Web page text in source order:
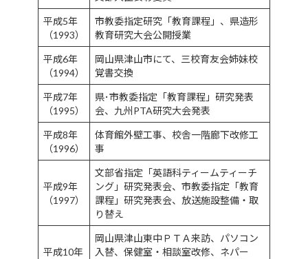
平成5年
（1993）
市教委指定研究「教育課程」、県造形
教育研究大会公開授業
平成6年
（1994）
岡山県津山市にて、三校育友会姉妹校
覚書交換
平成7年
（1995）
県･市教委指定「教育課程」研究発表
会、九州PTA研究大会発表
平成8年
（1996）
体育館外壁工事、校舎一階廊下改修工
事
平成9年
（1997）
文部省指定「英語科ティームティーチ
ング」研究発表会、市教委指定「教育
課程」研究発表会、放送施設整備・取
り替え
平成10年
岡山県津山東中ＰＴＡ来訪、パソコン
入替、保健室・相談室改修、ネパー